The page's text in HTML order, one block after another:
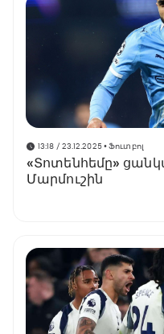
13:18 / 23.12.2025• Ֆուտբոլ
«Տոտենհեմը»
Մարմուշին